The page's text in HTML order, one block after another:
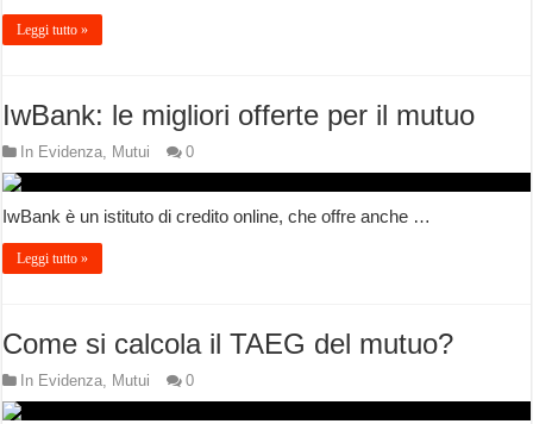
Leggi tutto »
IwBank: le migliori offerte per il mutuo
In Evidenza, Mutui 0
IwBank è un istituto di credito online, che offre anche …
Leggi tutto »
Come si calcola il TAEG del mutuo?
In Evidenza, Mutui 0